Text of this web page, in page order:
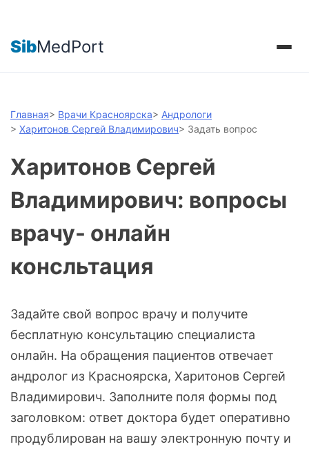
SibMedPort
Главная> Врачи Красноярска> Андрологи
> Харитонов Сергей Владимирович> Задать вопрос
Харитонов Сергей
Владимирович: вопросы
врачу- онлайн
консльтация
Задайте свой вопрос врачу и получите
бесплатную консультацию специалиста
онлайн. На обращения пациентов отвечает
андролог из Красноярска, Харитонов Сергей
Владимирович. Заполните поля формы под
заголовком: ответ доктора будет оперативно
продублирован на вашу электронную почту и